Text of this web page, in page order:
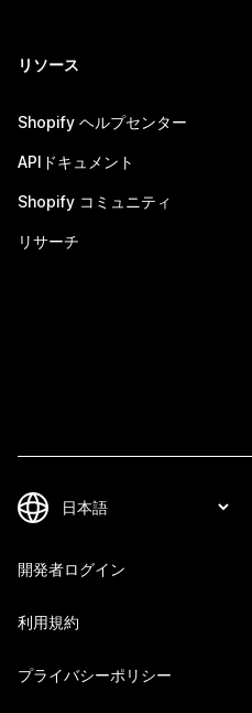
リソース
Shopify ヘルプセンター
APIドキュメント
Shopify コミュニティ
リサーチ
開発者ログイン
利用規約
プライバシーポリシー